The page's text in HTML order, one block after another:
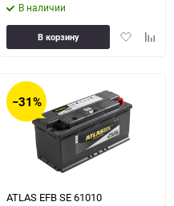
В наличии
Добавить
В корзину
−31%
ATLAS EFB SE 61010